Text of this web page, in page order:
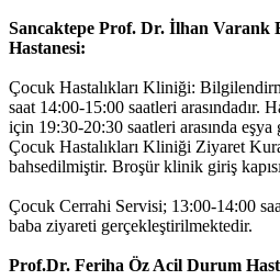
Sancaktepe Prof. Dr. İlhan Varank
Hastanesi:
Çocuk Hastalıkları Kliniği:
saat 14:00-15:00 saatleri arasındadır.
için 19:30-20:30 saatleri arasında
Çocuk Hastalıkları Kliniği Ziyaret
bahsedilmiştir. Broşür klinik giriş
Çocuk Cerrahi Servisi; 13:00-14:00
baba ziyareti gerçekleştirilmektedir.
Prof.Dr. Feriha Öz Acil Durum